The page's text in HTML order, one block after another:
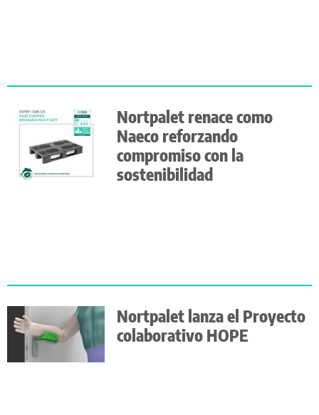
Nortpalet renace como
Naeco reforzando
compromiso con la
sostenibilidad
Nortpalet lanza el Proyecto
colaborativo HOPE